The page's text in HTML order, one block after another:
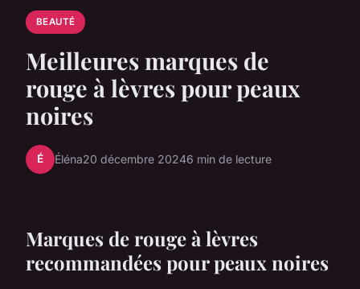
BEAUTÉ
Meilleures marques de
rouge à lèvres pour peaux
noires
É Éléna20 décembre 20246 min de lecture
Marques de rouge à lèvres
recommandées pour peaux noires